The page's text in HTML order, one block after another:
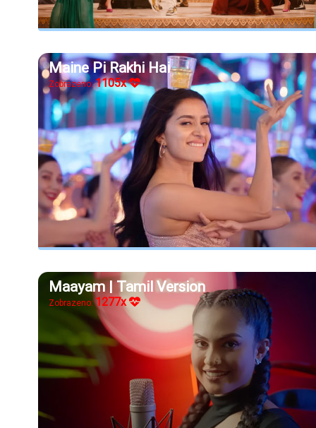
Maine Pi Rakhi Hai
Zobrazeno:1105x
Maayam | Tamil Version
Zobrazeno:1277x